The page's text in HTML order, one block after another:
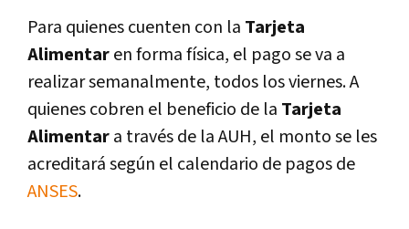
Para quienes cuenten con la Tarjeta
Alimentaren forma física, el pago se va a
realizar semanalmente, todos los viernes. A
quienes cobren el beneficio de la Tarjeta
Alimentara través de la AUH, el monto se les
acreditará según el calendario de pagos de
ANSES.